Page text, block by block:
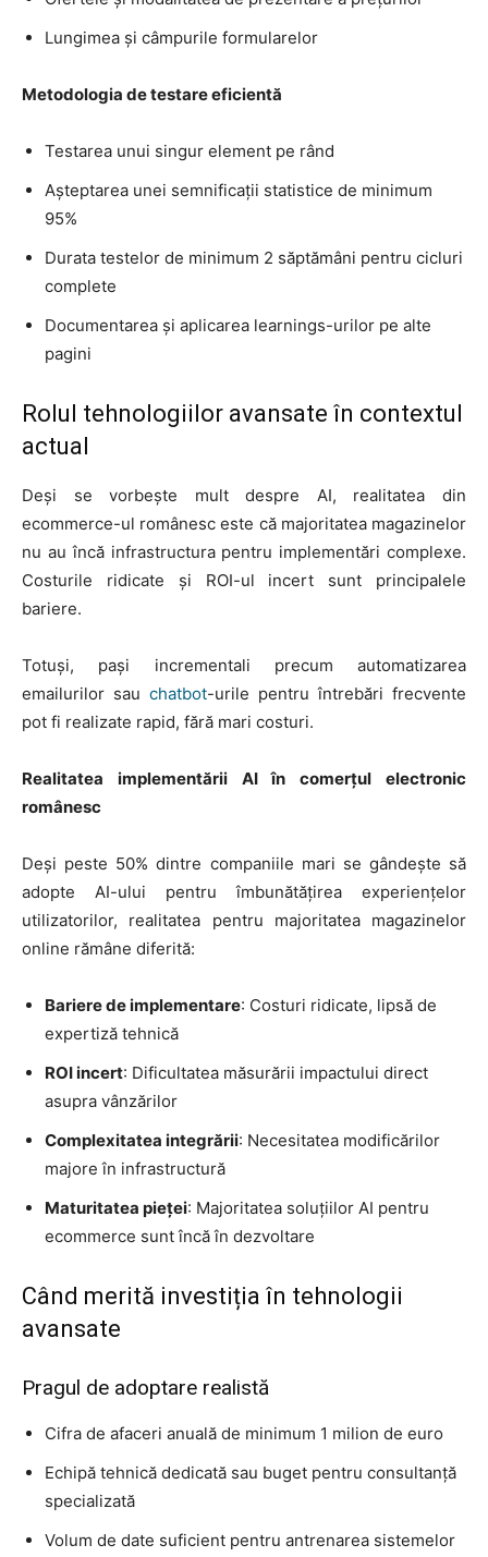
EVENIMENTE
LEGAL & DP
STUDIES
CONTACT
Lungimea și câmpurile formularelor
Metodologia de testare eficientă
Testarea unui singur element pe rând
Așteptarea unei semnificații statistice de minimum
95%
Durata testelor de minimum 2 săptămâni pentru cicluri
complete
Documentarea și aplicarea learnings-urilor pe alte
pagini
Rolul tehnologiilor avansate în contextul
actual
Deși se vorbește mult despre AI, realitatea din
ecommerce-ul românesc este că majoritatea magazinelor
nu au încă infrastructura pentru implementări complexe.
Costurile ridicate și ROI-ul incert sunt principalele
bariere.
Totuși, pași incrementali precum automatizarea
emailurilor sau chatbot-urile pentru întrebări frecvente
pot fi realizate rapid, fără mari costuri.
Realitatea implementării AI în comerțul electronic
românesc
Deși peste 50% dintre companiile mari se gândește să
adopte AI-ului pentru îmbunătățirea experiențelor
utilizatorilor, realitatea pentru majoritatea magazinelor
online rămâne diferită:
Bariere de implementare: Costuri ridicate, lipsă de
expertiză tehnică
ROI incert: Dificultatea măsurării impactului direct
asupra vânzărilor
Complexitatea integrării: Necesitatea modificărilor
majore în infrastructură
Maturitatea pieței: Majoritatea soluțiilor AI pentru
ecommerce sunt încă în dezvoltare
Când merită investiția în tehnologii
avansate
Pragul de adoptare realistă
Cifra de afaceri anuală de minimum 1 milion de euro
Echipă tehnică dedicată sau buget pentru consultanță
specializată
Volum de date suficient pentru antrenarea sistemelor